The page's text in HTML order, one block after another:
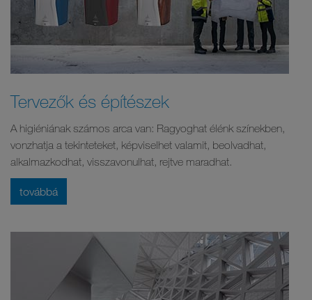
Tervezők és építészek
A higiéniának számos arca van: Ragyoghat élénk színekben,
vonzhatja a tekinteteket, képviselhet valamit, beolvadhat,
alkalmazkodhat, visszavonulhat, rejtve maradhat.
továbbá